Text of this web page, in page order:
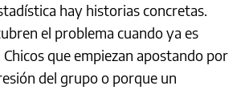
hay historias concretas.
el problema cuando ya es
que empiezan apostando por
del grupo o porque un